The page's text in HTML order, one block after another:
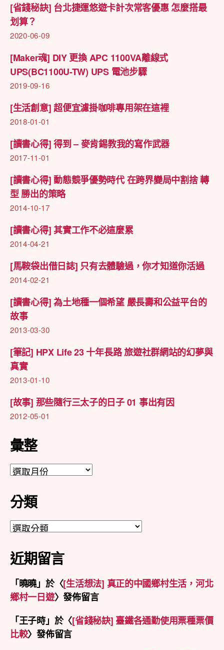
[省錢秘訣] 台北捷運悠遊卡計次常客優惠 怎麼搭最
划算？
2020-06-09
[Maker魂] DIY 更換 APC 1100VA離線式
UPS(BC1100U-TW) UPS 電池步驟
2019-09-16
[生活創意] 超便宜濾掛咖啡專用架在這裡
2018-01-01
[讀書心得] 得到 – 麥肯錫教我的寫作武器
2017-11-01
[讀書心得] 動態競爭優勢時代 在跨界變局中割捨 轉
型 勝出的策略
2014-10-17
[讀書心得] 其實工作不必這麼累
2014-04-21
[馬鞍袋出借日誌] 只有去體驗過，你才知道你活過
2014-02-21
[讀書心得] 為土地種一個希望 嚴長壽和公益平台的
故事
2013-03-30
[筆記] HPX Life 23 十年長路 旅遊社群網站的幻夢與
真實
2013-01-10
[故事] 那些隨行三太子的日子 01 事出有因
2012-05-01
彙整
彙
分類
分
近期留言
「曉曉」於〈[生活想法] 真正的中國鄉村生活，河北
鄉村一日遊〉發佈留言
「王子時」於〈[省錢秘訣] 臺鐵各通勤使用票種票價
比較〉發佈留言